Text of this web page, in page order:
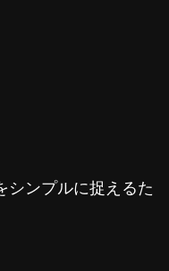
シンプルに捉えるた